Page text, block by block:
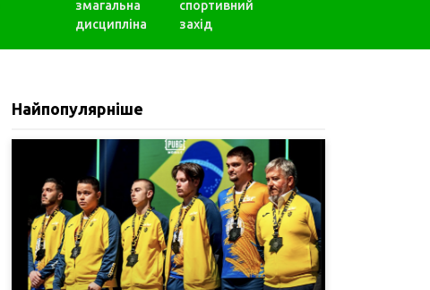
змагальна
дисципліна
спортивний
захід
Найпопулярніше